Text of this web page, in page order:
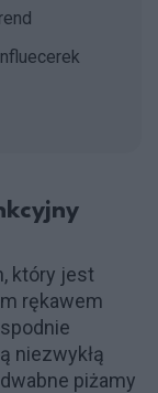
który jest
rękawem
niezwykłą
piżamy